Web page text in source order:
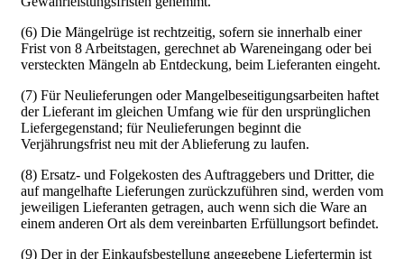
(6) Die Mängelrüge ist rechtzeitig, sofern sie innerhalb einer
Frist von 8 Arbeitstagen, gerechnet ab Wareneingang oder bei
versteckten Mängeln ab Entdeckung, beim Lieferanten eingeht.
(7) Für Neulieferungen oder Mangelbeseitigungsarbeiten haftet
der Lieferant im gleichen Umfang wie für den ursprünglichen
Liefergegenstand; für Neulieferungen beginnt die
Verjährungsfrist neu mit der Ablieferung zu laufen.
(8) Ersatz- und Folgekosten des Auftraggebers und Dritter, die
auf mangelhafte Lieferungen zurückzuführen sind, werden vom
jeweiligen Lieferanten getragen, auch wenn sich die Ware an
einem anderen Ort als dem vereinbarten Erfüllungsort befindet.
(9) Der in der Einkaufsbestellung angegebene Liefertermin ist